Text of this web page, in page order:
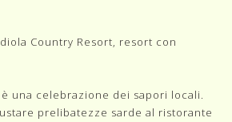
Country Resort, resort con
una celebrazione dei sapori locali.
prelibatezze sarde al ristorante